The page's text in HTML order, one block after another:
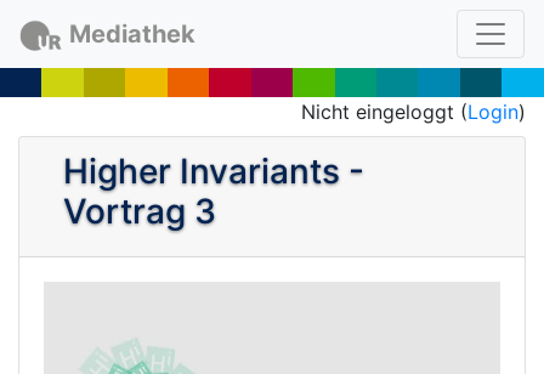
Mediathek
Nicht eingeloggt (Login)
Higher Invariants -
Vortrag 3